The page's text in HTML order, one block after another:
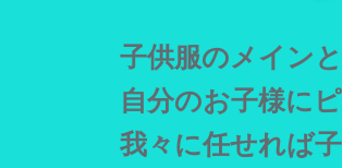
子供服のメイン
自分のお子様に
我々に任せれば